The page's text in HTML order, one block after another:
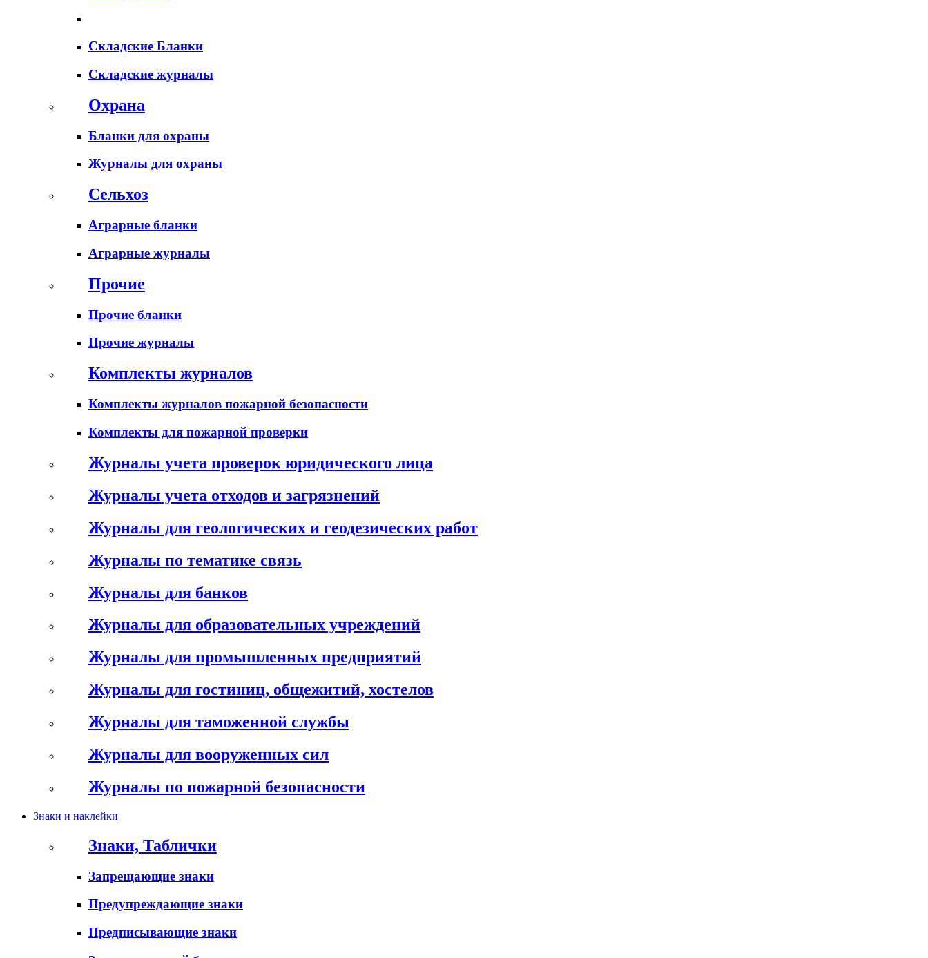
Складские Бланки
Складские журналы
Охрана
Бланки для охраны
Журналы для охраны
Сельхоз
Аграрные бланки
Аграрные журналы
Прочие
Прочие бланки
Прочие журналы
Комплекты журналов
Комплекты журналов пожарной безопасности
Комплекты для пожарной проверки
Журналы учета проверок юридического лица
Журналы учета отходов и загрязнений
Журналы для геологических и геодезических работ
Журналы по тематике связь
Журналы для банков
Журналы для образовательных учреждений
Журналы для промышленных предприятий
Журналы для гостиниц, общежитий, хостелов
Журналы для таможенной службы
Журналы для вооруженных сил
Журналы по пожарной безопасности
Знаки и наклейки
Знаки, Таблички
Запрещающие знаки
Предупреждающие знаки
Предписывающие знаки